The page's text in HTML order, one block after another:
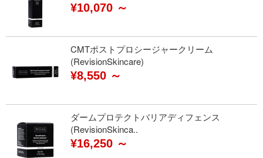
¥10,070 ～
CMTポストプロシージャークリーム
(RevisionSkincare)
¥8,550 ～
ダームプロテクトバリアディフェンス
(RevisionSkinca..
¥16,250 ～